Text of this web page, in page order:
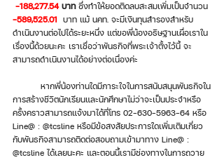
-188,277.54 บาท ซึ่งทำให้ยอดติดลบสะสมเพิ่มเป็นจำนวน
-589,525.01 บาท แม้ นคท. จะมีเงินทุนสำรองสำหรับ
ดำเนินงานต่อไปได้ระยะหนึ่ง แต่ขอพี่น้องอธิษฐานเผื่อเราใน
เรื่องนี้ด้วยนะคะ เราเชื่อว่าพันธกิจที่พระเจ้าตั้งไว้นี้ จะ
สามารถดำเนินงานได้อย่างต่อเนื่องค่ะ
การสร้างชีวิตนักเรียนและนักศึกษาไม่ว่าจะเป็นประจำหรือ
ครั้งคราวสามารถแจ้งมาได้ที่โทร 02-630-5963-64 หรือ
Line@ : @tcsline หรือมีข้อสงสัยประการใดเพิ่มเติมเกี่ยว
กับพันธกิจสามารถติดต่อสอบถามเข้ามาทาง Line@ :
@tcsline ได้เลยนะคะ และตอนนี้เรามีช่องทางในการถวาย